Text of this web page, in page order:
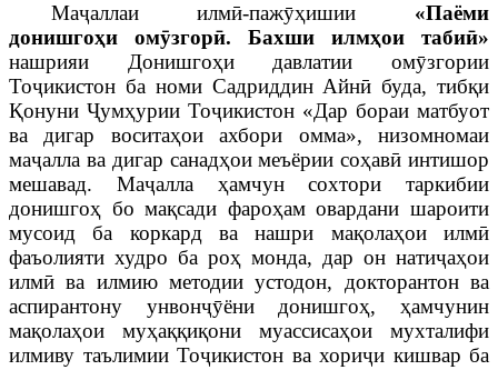
Маҷаллаи илмӣ-пажӯҳишии «Паёми
донишгоҳи омӯзгорӣ. Бахши илмҳои табиӣ»
нашрияи Донишгоҳи давлатии омӯзгории
Тоҷикистон ба номи Садриддин Айнӣ буда, тибқи
Қонуни Ҷумҳурии Тоҷикистон «Дар бораи матбуот
ва дигар воситаҳои ахбори омма», низомномаи
маҷалла ва дигар санадҳои меъёрии соҳавӣ интишор
мешавад. Маҷалла ҳамчун сохтори таркибии
донишгоҳ бо мақсади фароҳам овардани шароити
мусоид ба коркард ва нашри мақолаҳои илмӣ
фаъолияти худро ба роҳ монда, дар он натиҷаҳои
илмӣ ва илмию методии устодон, докторантон ва
аспирантону унвонҷӯёни донишгоҳ, ҳамчунин
мақолаҳои муҳаққиқони муассисаҳои мухталифи
илмиву таълимии Тоҷикистон ва хориҷи кишвар ба